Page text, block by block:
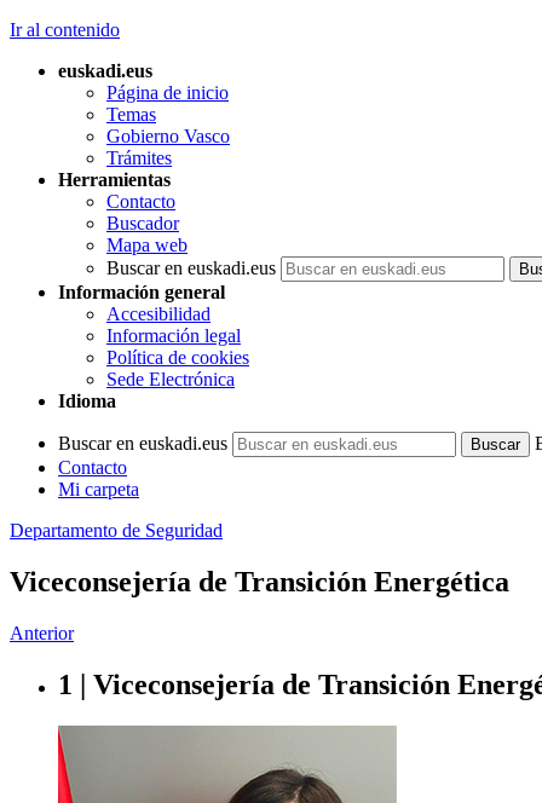
Ir al contenido
euskadi.eus
Página de inicio
Temas
Gobierno Vasco
Trámites
Herramientas
Contacto
Buscador
Mapa web
Buscar en euskadi.eus
Información general
Accesibilidad
Información legal
Política de cookies
Sede Electrónica
Idioma
Buscar en euskadi.eus
Contacto
Mi carpeta
Departamento de Seguridad
Viceconsejería de Transición Energética
Anterior
1 | Viceconsejería de Transición